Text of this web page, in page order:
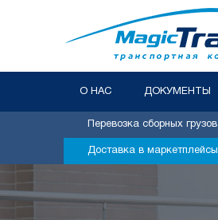
О НАС ДОКУМЕНТЫ
Перевозка сборных грузов
Доставка в маркетплейсы